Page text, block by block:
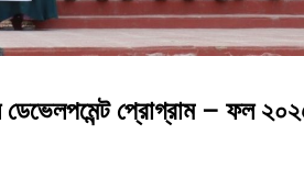
ডেভেলপমেন্ট প্রোগ্রাম – ফল